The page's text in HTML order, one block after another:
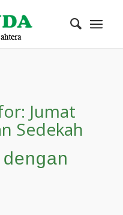
Jumat
Sedekah